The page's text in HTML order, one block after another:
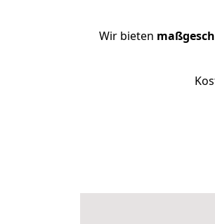
Wir bieten